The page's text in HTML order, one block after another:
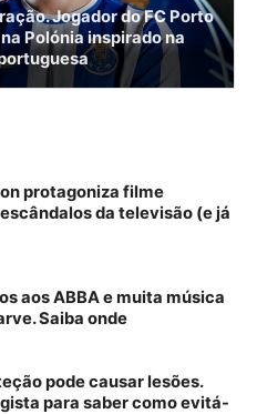
Jogador do FC Porto
Polónia inspirado na
protagoniza filme
da televisão (e já
aos ABBA e muita música
Saiba onde
pode causar lesões.
para saber como evitá-